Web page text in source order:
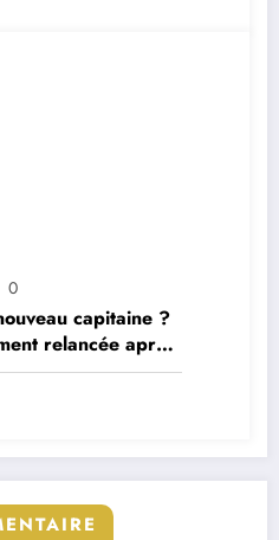
0
capitaine ?
relancée après